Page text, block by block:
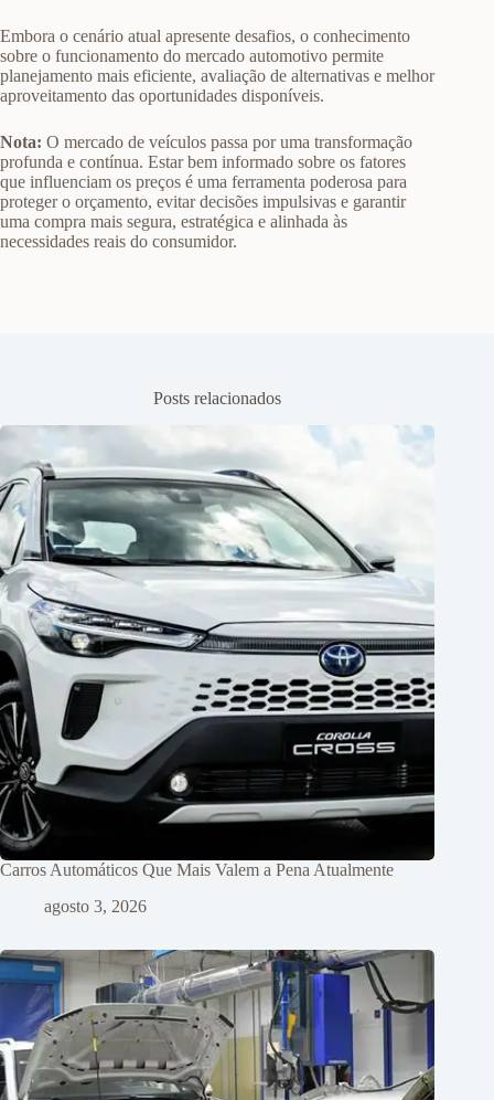
Embora o cenário atual apresente desafios, o conhecimento
sobre o funcionamento do mercado automotivo permite
planejamento mais eficiente, avaliação de alternativas e melhor
aproveitamento das oportunidades disponíveis.
Nota: O mercado de veículos passa por uma transformação
profunda e contínua. Estar bem informado sobre os fatores
que influenciam os preços é uma ferramenta poderosa para
proteger o orçamento, evitar decisões impulsivas e garantir
uma compra mais segura, estratégica e alinhada às
necessidades reais do consumidor.
Posts relacionados
Carros Automáticos Que Mais Valem a Pena Atualmente
agosto 3, 2026